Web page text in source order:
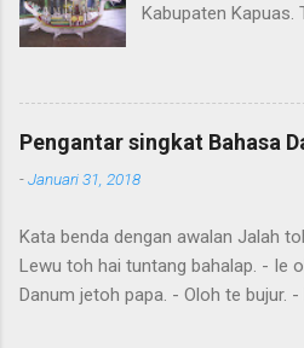
Kabupaten Kapuas.
Kapuas seperti
getah nyatu
gambar berikut ini):
nyatu
Pengantar singkat Bahasa
-Januari 31, 2018
Kata benda dengan awalan Jalah
Lewu toh hai tuntang bahalap. - Ie
Danum jetoh papa. - Oloh te bujur. -